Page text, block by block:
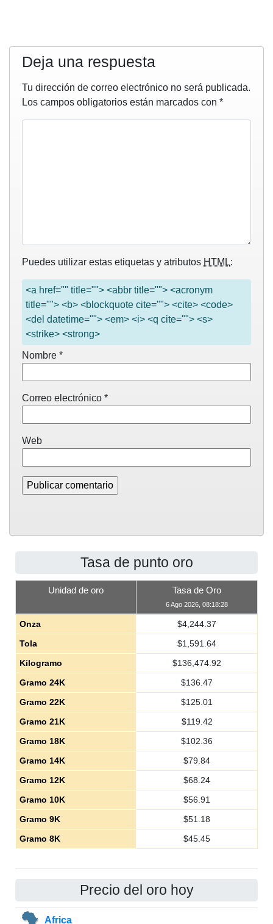
Deja una respuesta
Tu dirección de correo electrónico no será publicada.
Los campos obligatorios están marcados con *
Puedes utilizar estas etiquetas y atributos HTML:
<a href="" title=""> <abbr title=""> <acronym
title=""> <b> <blockquote cite=""> <cite> <code>
<del datetime=""> <em> <i> <q cite=""> <s>
<strike> <strong>
Nombre *
Correo electrónico *
Web
Tasa de punto oro
Unidad de oro Tasa de Oro
6 Ago 2026, 08:18:28
Onza $4,244.37
Tola
$1,591.64
Kilogramo
$136,474.92
Gramo 24K
$136.47
Gramo 22K
$125.01
Gramo 21K
$119.42
Gramo 18K
$102.36
Gramo 14K
$79.84
Gramo 12K
$68.24
Gramo 10K
$56.91
Gramo 9K
$51.18
Gramo 8K
$45.45
Precio del oro hoy
Africa